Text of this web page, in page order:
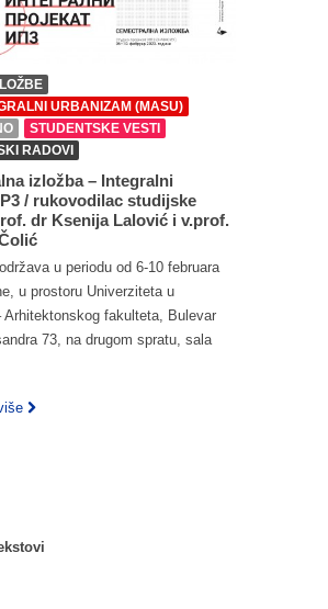
URBANIZAM (MASU)
STUDENTSKE VESTI
RADOVI
izložba – Integralni
/ rukovodilac studijske
dr Ksenija Lalović i v.prof.
u periodu od 6-10 februara
u prostoru Univerziteta u
Arhitektonskog fakulteta, Bulevar
73, na drugom spratu, sala